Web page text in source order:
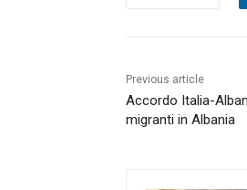
Previous article
Accordo Italia-
migranti in Albania